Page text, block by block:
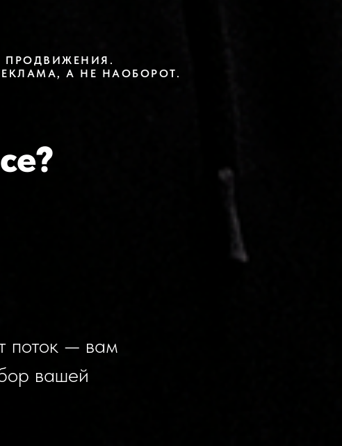
ПРОДВИЖЕНИЯ.
А НЕ НАОБОРОТ.
поток — вам
вашей